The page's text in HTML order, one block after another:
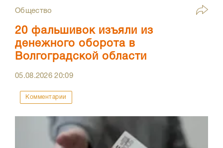
Общество
20 фальшивок изъяли из
денежного оборота в
Волгоградской области
05.08.202620:09
Комментарии